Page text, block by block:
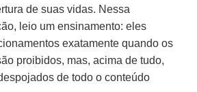
de suas vidas. Nessa
leio um ensinamento: eles
exatamente quando os
proibidos, mas, acima de tudo,
de todo o conteúdo